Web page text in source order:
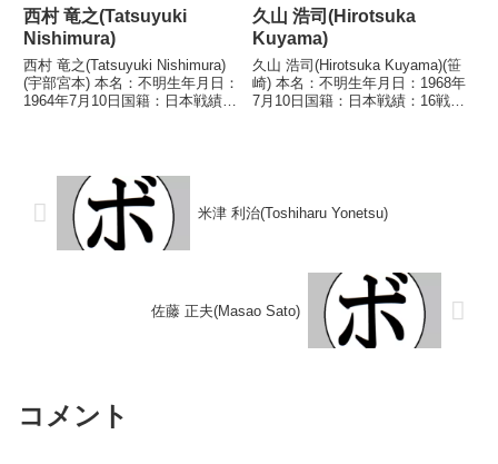
西村 竜之(Tatsuyuki
Nishimura)
西村 竜之(Tatsuyuki Nishimura)
(宇部宮本) 本名：不明生年月日：
1964年7月10日国籍：日本戦績：
義幸(筑豊)1...
久山 浩司(Hirotsuka
Kuyama)
久山 浩司(Hirotsuka Kuyama)(笹
崎) 本名：不明生年月日：1968年
7月10日国籍：日本戦績：16戦7
米津 利治(Toshiharu Yonetsu)
佐藤 正夫(Masao Sato)
コメント